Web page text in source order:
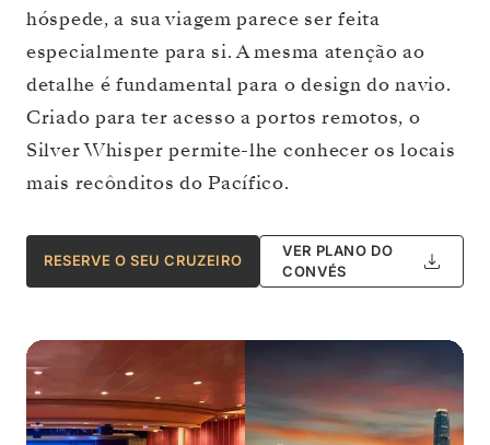
hóspede, a sua viagem parece ser feita
especialmente para si. A mesma atenção ao
detalhe é fundamental para o design do navio.
Criado para ter acesso a portos remotos, o
Silver Whisper permite-lhe conhecer os locais
mais recônditos do Pacífico.
RESERVE O SEU CRUZEIRO
VER PLANO DO
CONVÉS